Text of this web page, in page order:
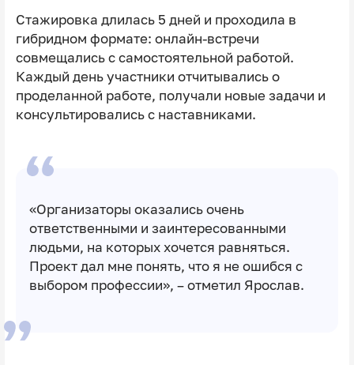
Стажировка длилась 5 дней и проходила в
гибридном формате: онлайн-встречи
совмещались с самостоятельной работой.
Каждый день участники отчитывались о
проделанной работе, получали новые задачи и
консультировались с наставниками.
«Организаторы оказались очень
ответственными и заинтересованными
людьми, на которых хочется равняться.
Проект дал мне понять, что я не ошибся с
выбором профессии», – отметил Ярослав.